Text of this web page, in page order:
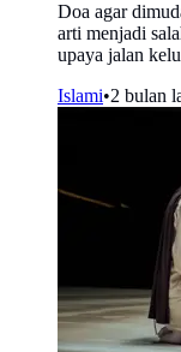
Doa agar
arti menjadi
upaya jalan
Islami•2 bulan